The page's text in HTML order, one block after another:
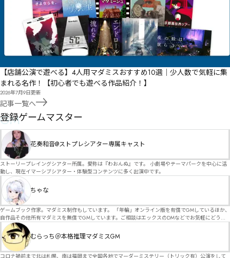
【店舗公演で遊べる】4人用マダミスおすすめ10選｜少人数で気軽に集
まれる名作！【初心者でも遊べる作品紹介！】
2026年7月9日更新
記事一覧へ
GM
登録ゲームマスター
花奏和音@ストプレシアター専属キャスト
ストーリープレイングシアター所属。愛称は『わおんぬ』です。 小劇場やテーマパークを中心に活
動し、現在イマーシブシアター・体験型コンテンツに多く出演中です。
ちゃな
ゲームブック作家。マダミス制作もしています。 「年輪」オンライン版を有償でGMしているほか、
自作品その他所有マダミスを無償でGMしています。ご相談はエックスのDMなどでお気軽にどう
ぞ。
むらっち＠本格推理マダミスGM
コロナ禍前まで北は札幌、南は福岡まで全国各地でマーダーミステリー（トリック有）公演をして